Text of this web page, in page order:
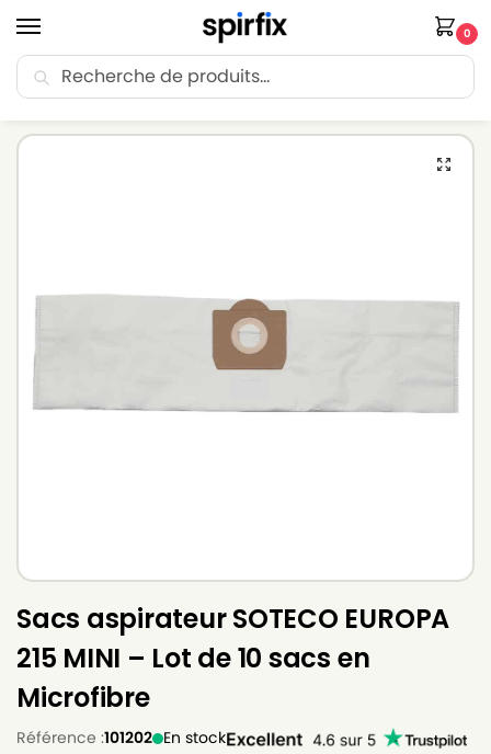
0
🚚 Livraison Point Relais offerte dès 30€ d’achat.
Sacs aspirateur SOTECO EUROPA
215 MINI – Lot de 10 sacs en
Microfibre
Référence :101202 En stock